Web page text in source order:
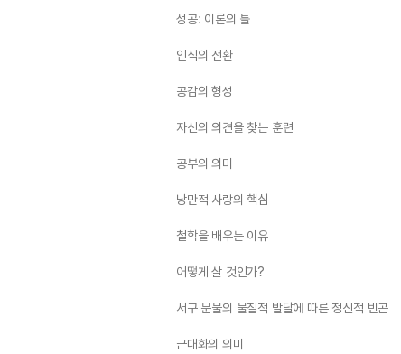
성공: 이론의 틀
인식의 전환
공감의 형성
자신의 의견을 찾는 훈련
공부의 의미
낭만적 사랑의 핵심
철학을 배우는 이유
어떻게 살 것인가?
서구 문물의 물질적 발달에 따른 정신적 빈곤
근대화의 의미